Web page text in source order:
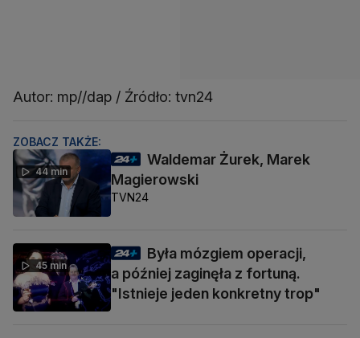
Autor: mp//dap / Źródło: tvn24
ZOBACZ TAKŻE:
44 min
Waldemar Żurek, Marek
Magierowski
TVN24
45 min
Była mózgiem operacji,
a później zaginęła z fortuną.
"Istnieje jeden konkretny trop"